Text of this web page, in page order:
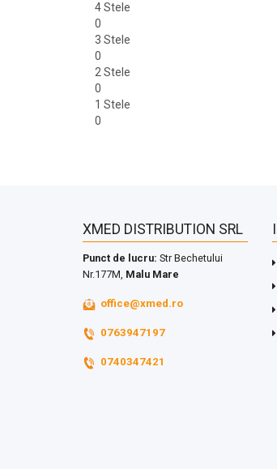
4 Stele
0
3 Stele
0
2 Stele
0
1 Stele
0
XMED DISTRIBUTION SRL
Punct de lucru: Str Bechetului
Nr.177M, Malu Mare
office@xmed.ro
0763947197
0740347421